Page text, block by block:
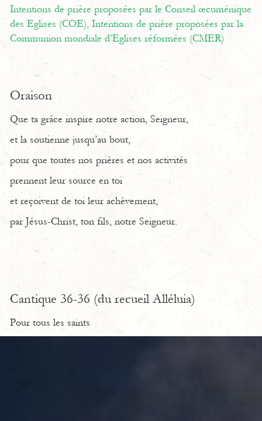
Intentions de prière proposées par le Conseil œcuménique
des Eglises (COE), Intentions de prière proposées par la
Communion mondiale d’Eglises réformées (CMER)
Oraison
Que ta grâce inspire notre action, Seigneur,
et la soutienne jusqu’au bout,
pour que toutes nos prières et nos activités
prennent leur source en toi
et reçoivent de toi leur achèvement,
par Jésus-Christ, ton fils, notre Seigneur.
Cantique 36-36 (du recueil Alléluia)
Pour tous les saints